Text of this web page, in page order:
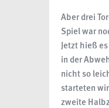
Aber drei
Spiel war
Jetzt hieß
in der
nicht so
starteten
zweite